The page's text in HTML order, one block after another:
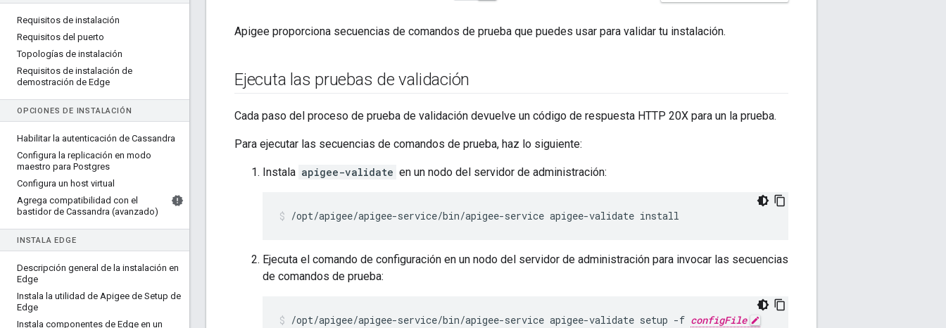
Requisitos de instalación
Requisitos del puerto
Topologías de instalación
Requisitos de instalación de
demostración de Edge
OPCIONES DE INSTALACIÓN
Habilitar la autenticación de Cassandra
Configura la replicación en modo
maestro para Postgres
Configura un host virtual
Agrega compatibilidad con el
bastidor de Cassandra (avanzado)
INSTALA EDGE
Descripción general de la instalación en
Edge
Instala la utilidad de Apigee de Setup de
Edge
Instala componentes de Edge en un
Apigee proporciona secuencias de comandos de prueba que puedes usar para validar tu instalación.
Ejecuta las pruebas de validación
Cada paso del proceso de prueba de validación devuelve un código de respuesta HTTP 20X para un la prueba.
Para ejecutar las secuencias de comandos de prueba, haz lo siguiente:
Instala apigee-validate en un nodo del servidor de administración:
/opt/apigee/apigee-service/bin/apigee-service apigee-validate install
Ejecuta el comando de configuración en un nodo del servidor de administración para invocar las secuencias
de comandos de prueba:
/opt/apigee/apigee-service/bin/apigee-service apigee-validate setup -f configFile